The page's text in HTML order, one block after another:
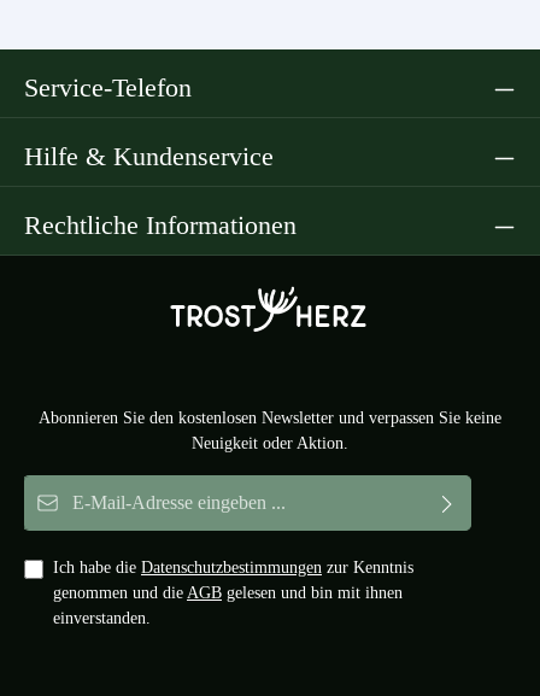
Service-Telefon
Hilfe & Kundenservice
Rechtliche Informationen
Abonnieren Sie den kostenlosen Newsletter und verpassen Sie keine
Neuigkeit oder Aktion.
Ich habe die Datenschutzbestimmungen zur Kenntnis
genommen und die AGB gelesen und bin mit ihnen
einverstanden.